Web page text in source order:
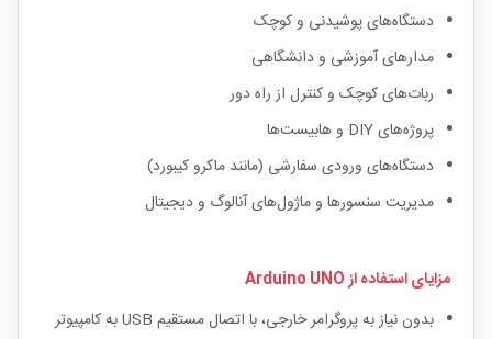
دستگاه‌های پوشیدنی و کوچک
مدارهای آموزشی و دانشگاهی
ربات‌های کوچک و کنترل از راه دور
پروژه‌های DIY و هابیست‌ها
دستگاه‌های ورودی سفارشی (مانند ماکرو کیبورد)
مدیریت سنسورها و ماژول‌های آنالوگ و دیجیتال
مزایای استفاده از Arduino UNO
بدون نیاز به پروگرامر خارجی، با اتصال مستقیم USB به کامپیوتر